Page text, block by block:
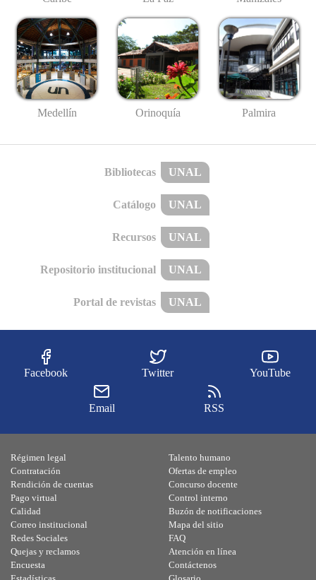
Medellín Orinoquía Palmira
Bibliotecas UNAL
Catálogo UNAL
Recursos UNAL
Repositorio institucional UNAL
Portal de revistas UNAL
Facebook Twitter YouTube
Email RSS
Régimen legal
Contratación
Rendición de cuentas
Pago virtual
Calidad
Talento humano
Ofertas de empleo
Concurso docente
Control interno
Buzón de notificaciones
Correo institucional
Redes Sociales
Quejas y reclamos
Encuesta
Mapa del sitio
FAQ
Atención en línea
Contáctenos